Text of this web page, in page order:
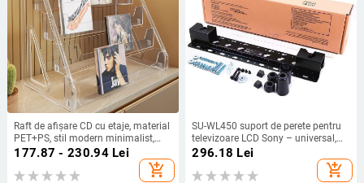
Raft de afișare CD cu etaje, material
PET+PS, stil modern minimalist,
brand Evesigar/isi home, model
multifuncțional
177.87 - 230.94Lei
add_shopping_cart
SU-WL450 suport de perete pentru
televizoare LCD Sony – universal,
control mecanic, sarcină 15 kg
296.18 Lei
add_shopping_cart